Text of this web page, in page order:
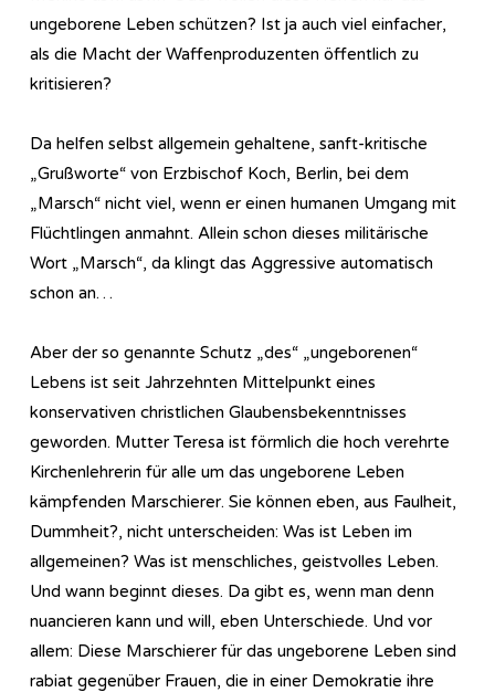
ungeborene Leben schützen? Ist ja auch viel einfacher,
als die Macht der Waffenproduzenten öffentlich zu
kritisieren?
Da helfen selbst allgemein gehaltene, sanft-kritische
„Grußworte“ von Erzbischof Koch, Berlin, bei dem
„Marsch“ nicht viel, wenn er einen humanen Umgang mit
Flüchtlingen anmahnt. Allein schon dieses militärische
Wort „Marsch“, da klingt das Aggressive automatisch
schon an…
Aber der so genannte Schutz „des“ „ungeborenen“
Lebens ist seit Jahrzehnten Mittelpunkt eines
konservativen christlichen Glaubensbekenntnisses
geworden. Mutter Teresa ist förmlich die hoch verehrte
Kirchenlehrerin für alle um das ungeborene Leben
kämpfenden Marschierer. Sie können eben, aus Faulheit,
Dummheit?, nicht unterscheiden: Was ist Leben im
allgemeinen? Was ist menschliches, geistvolles Leben.
Und wann beginnt dieses. Da gibt es, wenn man denn
nuancieren kann und will, eben Unterschiede. Und vor
allem: Diese Marschierer für das ungeborene Leben sind
rabiat gegenüber Frauen, die in einer Demokratie ihre